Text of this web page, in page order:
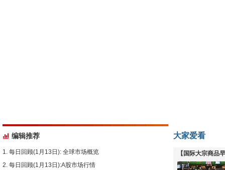
编辑推荐
每日回顾(1月13日): 全球市场概览
每日回顾(1月13日):A股市场行情
大家爱看
【国际大宗商品
下跌